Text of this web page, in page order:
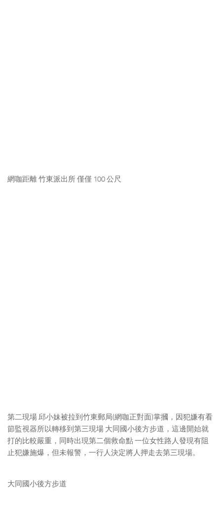
網咖距離 竹東派出所 僅僅 100 公尺
第二現場 邱小妹被拉到竹東郵局(網咖正對面)掌摑，因犯嫌有看
節監視器所以轉移到第三現場 大同國小後方步道，這邊開始就
打的比較嚴重，同時出現第二個救命點 一位女性路人發現有阻
止犯嫌施爆，但未報警，一行人決定將人押走去第三現場。
大同國小後方步道